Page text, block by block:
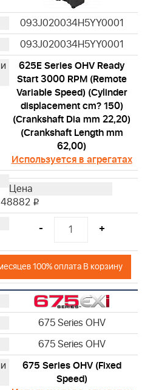
093J020034H5YY0001
093J020034H5YY0001
625E Series OHV Ready
Start 3000 RPM (Remote
Variable Speed) (Cylinder
displacement cm? 150)
(Crankshaft Dia mm 22,20)
(Crankshaft Length mm
62,00)
Используется в агрегатах
48882 i
- +
100% оплата В корзину
675 Series OHV
675 Series OHV
675 Series OHV (Fixed
Speed)